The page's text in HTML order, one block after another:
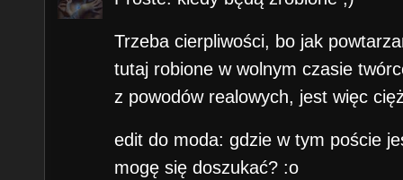
Trzeba cierpliwości, bo jak
tutaj robione w wolnym czasie
z powodów realowych, jest więc
edit do moda: gdzie w tym poście
mogę się doszukać? :o